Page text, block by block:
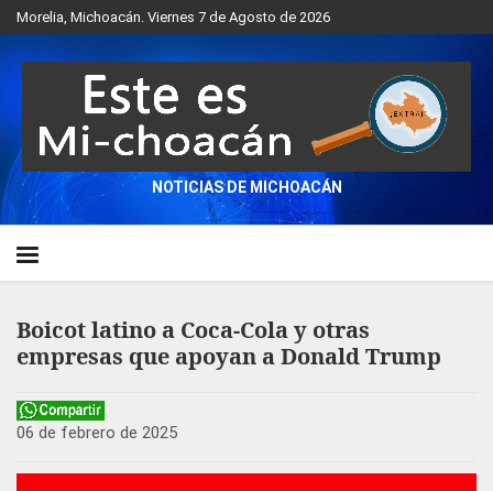
Morelia, Michoacán. Viernes 7 de Agosto de 2026
NOTICIAS DE MICHOACÁN
Boicot latino a Coca-Cola y otras
empresas que apoyan a Donald Trump
06 de febrero de 2025